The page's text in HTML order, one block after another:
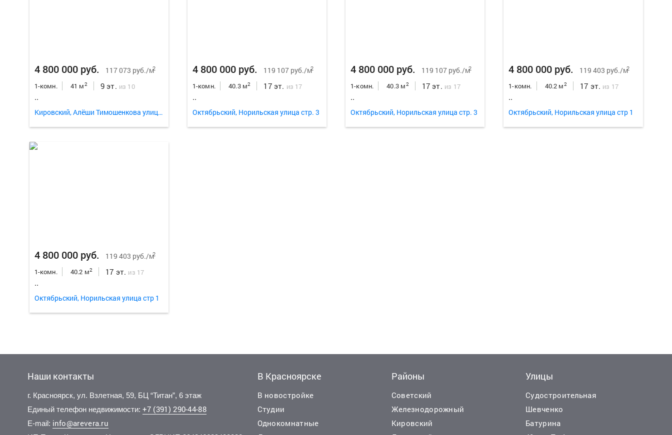
4 800 000 руб. 117 073 руб./м2
1-комн. 41 м2 9 эт. из 10
..
Кировский, Алёши Тимошенкова улица 115
4 800 000 руб. 119 107 руб./м2
1-комн. 40.3 м2 17 эт. из 17
..
Октябрьский, Норильская улица стр. 3
4 800 000 руб. 119 107 руб./м2
1-комн. 40.3 м2 17 эт. из 17
..
Октябрьский, Норильская улица стр. 3
4 800 000 руб. 119 403 руб./м2
1-комн. 40.2 м2 17 эт. из 17
..
Октябрьский, Норильская улица стр 1
4 800 000 руб. 119 403 руб./м2
1-комн. 40.2 м2 17 эт. из 17
..
Октябрьский, Норильская улица стр 1
Наши контакты
г. Красноярск, ул. Взлетная, 59, БЦ “Титан”, 6 этаж
Единый телефон недвижимости: +7 (391) 290-44-88
E-mail: info@arevera.ru
В Красноярске
В новостройке
Студии
Однокомнатные
Районы
Советский
Железнодорожный
Кировский
Улицы
Судостроительная
Шевченко
Батурина